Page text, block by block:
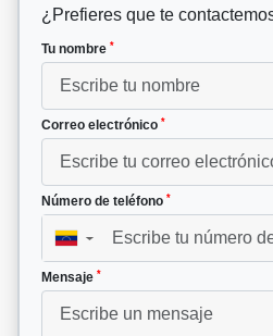
¿Prefieres que te
Tu nombre *
Correo electrónico *
Número de teléfono *
▼
Mensaje *